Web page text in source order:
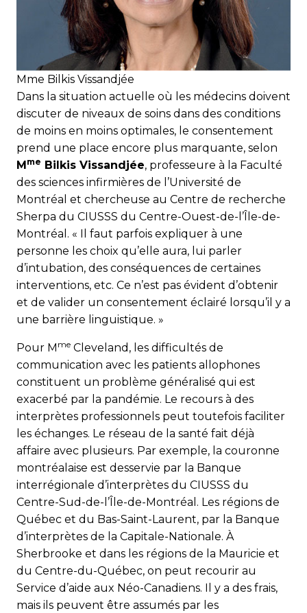
Mme Bilkis Vissandjée
Dans la situation actuelle où les médecins doivent
discuter de niveaux de soins dans des conditions
de moins en moins optimales, le consentement
prend une place encore plus marquante, selon
M me Bilkis Vissandjée, professeure à la Faculté
des sciences infirmières de l’Université de
Montréal et chercheuse au Centre de recherche
Sherpa du CIUSSS du Centre-Ouest-de-l’Île-de-
Montréal. « Il faut parfois expliquer à une
personne les choix qu’elle aura, lui parler
d’intubation, des conséquences de certaines
interventions, etc. Ce n’est pas évident d’obtenir
et de valider un consentement éclairé lorsqu’il y a
une barrière linguistique. »
Pour M me Cleveland, les difficultés de
communication avec les patients allophones
constituent un problème généralisé qui est
exacerbé par la pandémie. Le recours à des
interprètes professionnels peut toutefois faciliter
les échanges. Le réseau de la santé fait déjà
affaire avec plusieurs. Par exemple, la couronne
montréalaise est desservie par la Banque
interrégionale d’interprètes du CIUSSS du
Centre-Sud-de-l’Île-de-Montréal. Les régions de
Québec et du Bas-Saint-Laurent, par la Banque
d’interprètes de la Capitale-Nationale. À
Sherbrooke et dans les régions de la Mauricie et
du Centre-du-Québec, on peut recourir au
Service d’aide aux Néo-Canadiens. Il y a des frais,
mais ils peuvent être assumés par les